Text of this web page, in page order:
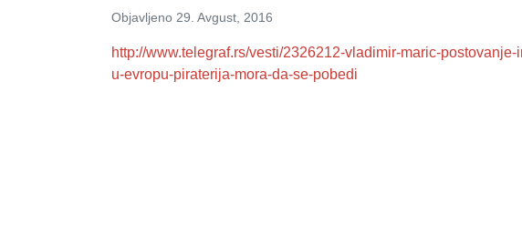
Objavljeno 29. Avgust, 2016
http://www.telegraf.rs/vesti/2326212-vladimir-maric-
u-evropu-piraterija-mora-da-se-pobedi